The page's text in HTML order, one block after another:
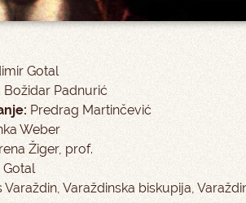
Gotal
Božidar Padnurić
Predrag Martinčević
Weber
Žiger, prof.
Varaždin, Varaždinska biskupija,